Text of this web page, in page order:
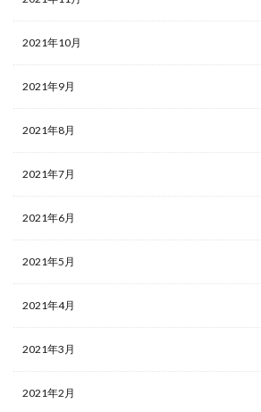
2021年10月
2021年9月
2021年8月
2021年7月
2021年6月
2021年5月
2021年4月
2021年3月
2021年2月